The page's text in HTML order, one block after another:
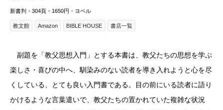
新書判・304頁・1650円・ヨベル
教文館 Amazon BIBLE HOUSE 書店一覧
副題を「教父思想入門」とする本書は、教父たちの思想を学ぶ
楽しさ・喜びの中へ、馴染みのない読者を導き入れようと心を尽
くしている、とても良い入門書である。目の前にいる読者に語り
かけるような言葉遣いで、教父たちの置かれていた複雑な状況